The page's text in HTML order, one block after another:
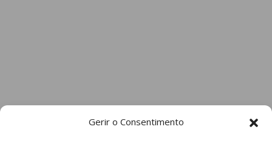
Gerir o Consentimento